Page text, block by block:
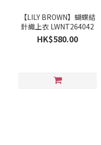
【LILY BROWN】蝴蝶結
針織上衣 LWNT264042
HK$580.00